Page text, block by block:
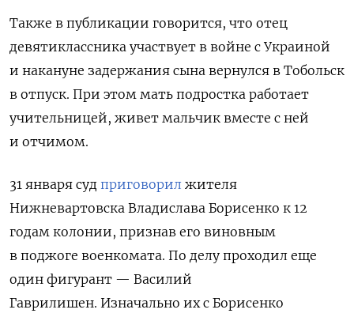
Также в публикации говорится, что отец
девятиклассника участвует в войне с Украиной
и накануне задержания сына вернулся в Тобольск
в отпуск. При этом мать подростка работает
учительницей, живет мальчик вместе с ней
и отчимом.
31 января суд приговорил жителя
Нижневартовска Владислава Борисенко к 12
годам колонии, признав его виновным
в поджоге военкомата. По делу проходил еще
один фигурант — Василий
Гаврилишен. Изначально их с Борисенко